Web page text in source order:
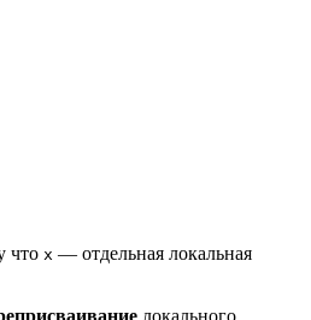
что x — отдельная локальная
локального